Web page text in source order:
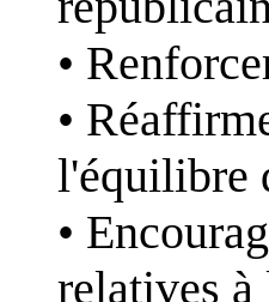
•
•
l'équilibre
•
relatives à